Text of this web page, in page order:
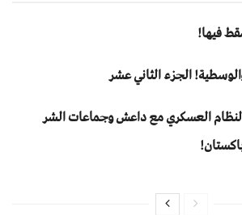
فيها!
الجزء الثاني عشر
العسكري مع داعش وجماعات الشر